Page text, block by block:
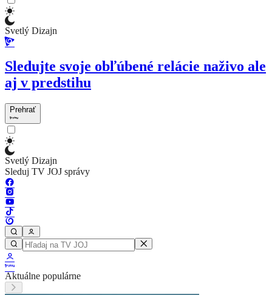
Svetlý Dizajn
Sledujte svoje obľúbené relácie naživo ale
aj v predstihu
Prehrať
Svetlý Dizajn
Sleduj TV JOJ správy
Aktuálne populárne